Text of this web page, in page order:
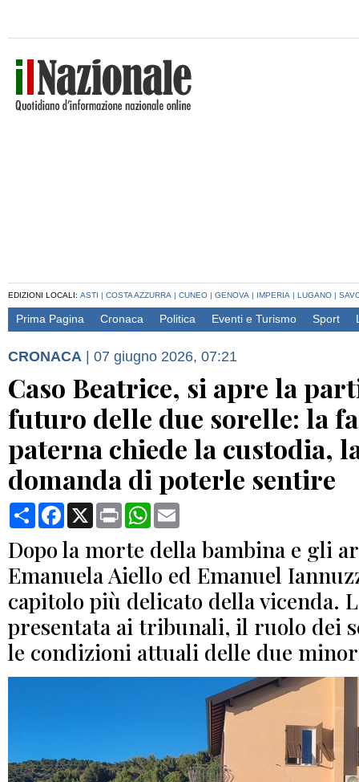
EDIZIONI LOCALI: ASTI | COSTA AZZURRA | CUNEO | GENOVA | IMPERIA | LUGANO |
Prima Pagina Cronaca Politica Eventi e Turismo Sport
CRONACA | 07 giugno 2026, 07:21
Caso Beatrice, si apre la
futuro delle due sorelle: la
paterna chiede la custodia,
domanda di poterle sentire
CondividiFacebook
X Print WhatsApp
Dopo la morte della bambina e gli
Emanuela Aiello ed Emanuel
capitolo più delicato della vicenda.
presentata ai tribunali, il ruolo dei
le condizioni attuali delle due